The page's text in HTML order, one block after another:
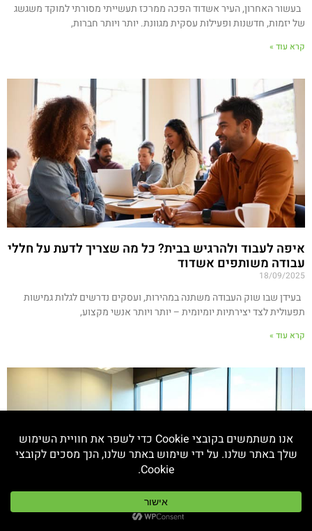
בעשור האחרון, העיר אשדוד הפכה ממרכז תעשייתי מסורתי למוקד משגשג
של יזמות, חדשנות ופעילות עסקית מגוונת. יותר ויותר חברות,
קרא עוד »
איפה לעבוד ולהרגיש בבית? כל מה שצריך לדעת על חללי
עבודה משותפים אשדוד
18/09/2025
בעידן שבו שוק העבודה משתנה במהירות, ועסקים נדרשים לגלות גמישות
תפעולית לצד יצירתיות יומיומית – יותר ויותר אנשי מקצוע,
קרא עוד »